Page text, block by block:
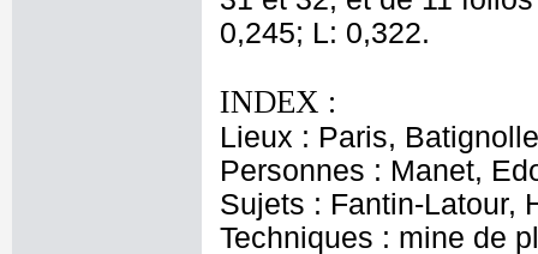
0,245; L: 0,322.
INDEX :
Lieux : Paris,
Personnes : Manet,
Sujets : Fantin-Latour,
Techniques : mine de